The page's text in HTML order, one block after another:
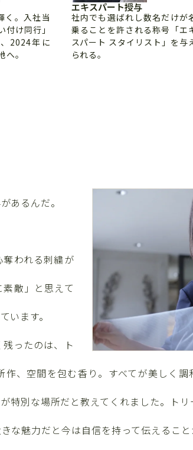
く。入社当
付け同行」
2024年に
。
エキスパート授与
社内でも選ばれし数名だけが
乗ることを許される称号「エ
スパート スタイリスト」を与
られる。
あるんだ。
われる刺繍が
敵」と思えて
います。
ったのは、ト
、空間を包む香り。すべてが美しく
特別な場所だと教えてくれました。ト
な魅力だと今は自信を持って伝えるこ